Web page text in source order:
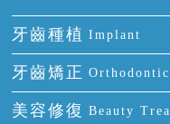
牙齒種植 Implant
種牙
單顆牙缺失
牙齒矯正 Orthodontic
隱形箍牙
美容修復 Beauty